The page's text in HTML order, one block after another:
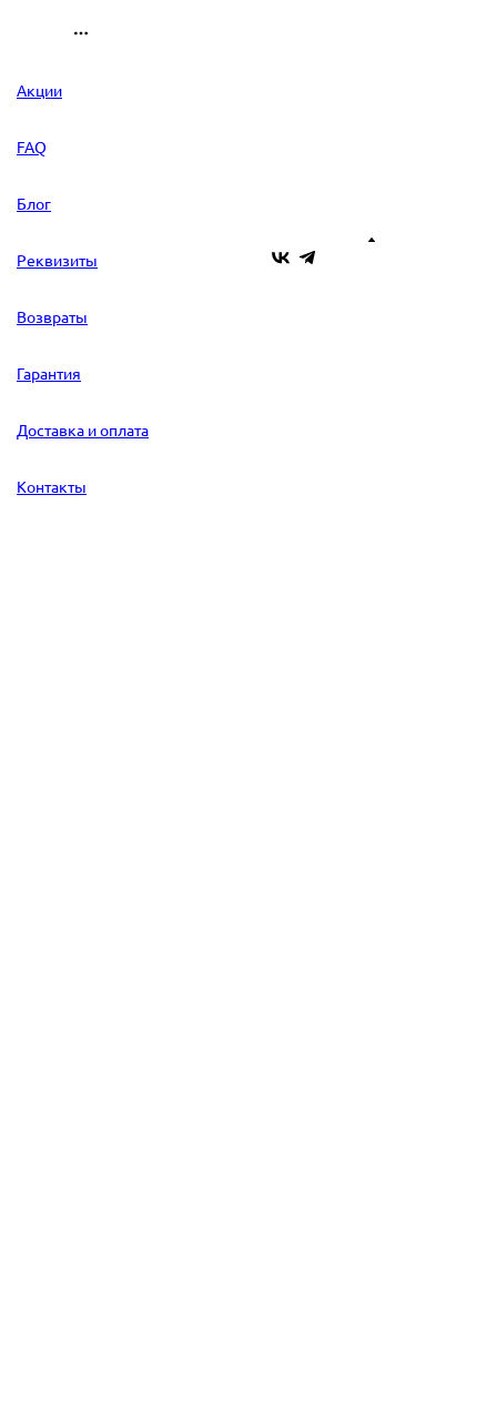
Акции
FAQ
Блог
Реквизиты
Возвраты
Гарантия
Доставка и оплата
Контакты